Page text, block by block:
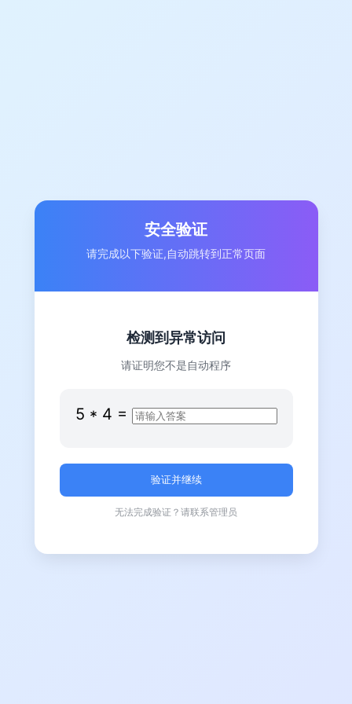
安全验证
请完成以下验证,自动跳转到正常页面
检测到异常访问
请证明您不是自动程序
5 * 4 =
无法完成验证？请联系管理员